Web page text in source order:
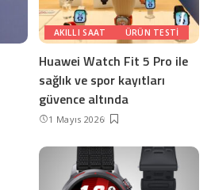
AKILLI SAAT ÜRÜN TESTI
Huawei Watch Fit 5 Pro ile
sağlık ve spor kayıtları
güvence altında
1 Mayıs 2026